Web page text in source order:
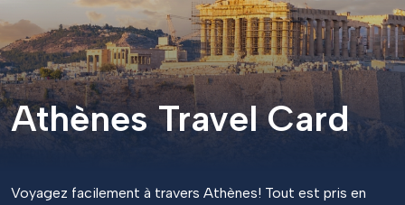
Athènes Travel Card
Voyagez facilement à travers Athènes! Tout est pris en